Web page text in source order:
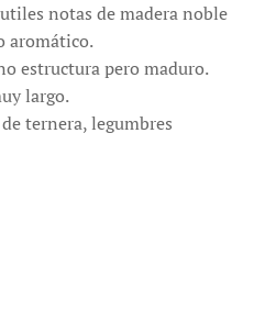
notas de madera noble
aromático.
estructura pero maduro.
largo.
ternera, legumbres